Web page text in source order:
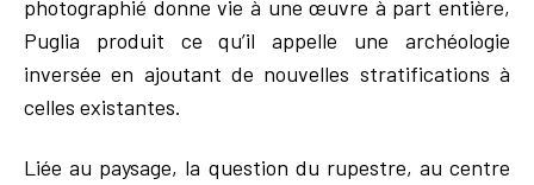
photographié donne vie à une œuvre à part entière,
Puglia produit ce qu’il appelle une archéologie
inversée en ajoutant de nouvelles stratifications à
celles existantes.
Liée au paysage, la question du rupestre, au centre